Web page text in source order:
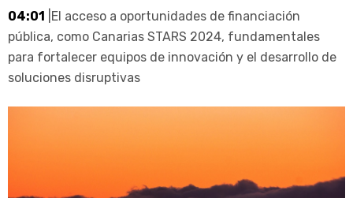
04:01 |El acceso a oportunidades de financiación
pública, como Canarias STARS 2024, fundamentales
para fortalecer equipos de innovación y el desarrollo de
soluciones disruptivas